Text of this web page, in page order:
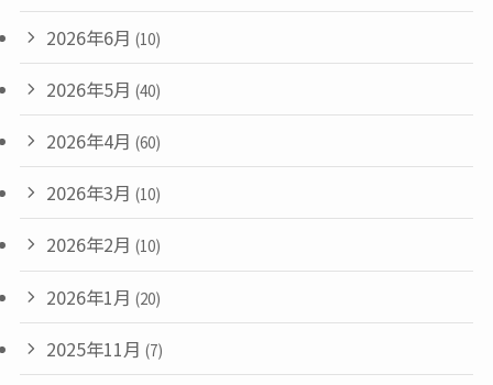
2026年6月 (10)
2026年5月 (40)
2026年4月 (60)
2026年3月 (10)
2026年2月 (10)
2026年1月 (20)
2025年11月 (7)